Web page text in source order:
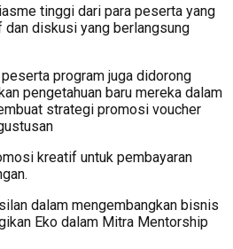
tinggi dari para peserta yang
diskusi yang berlangsung
program juga didorong
pengetahuan baru mereka dalam
strategi promosi voucher
kreatif untuk pembayaran
dalam mengembangkan bisnis
Eko dalam Mitra Mentorship